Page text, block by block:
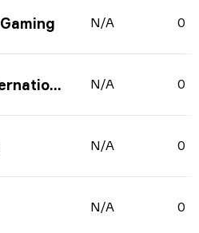
N/A 0
N/A 0
N/A 0
N/A 0